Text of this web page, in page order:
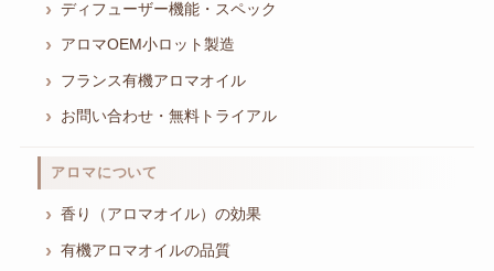
ディフューザー機能・スペック
アロマOEM小ロット製造
フランス有機アロマオイル
お問い合わせ・無料トライアル
アロマについて
香り（アロマオイル）の効果
有機アロマオイルの品質